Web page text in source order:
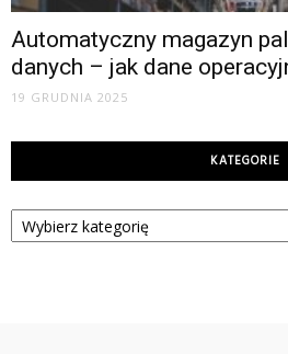
Automatyczny magazyn
danych – jak dane
19 GRUDNIA 2025
KATEGORIE
Kategorie